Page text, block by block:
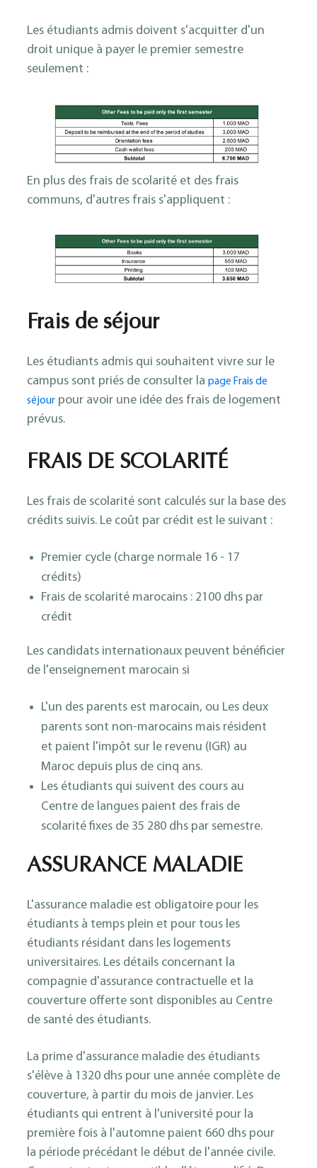
Les étudiants admis doivent s'acquitter d'un
droit unique à payer le premier semestre
seulement :
En plus des frais de scolarité et des frais
communs, d'autres frais s'appliquent :
Frais de séjour
Les étudiants admis qui souhaitent vivre sur le
campus sont priés de consulter la page Frais de
séjour pour avoir une idée des frais de logement
prévus.
FRAIS DE SCOLARITÉ
Les frais de scolarité sont calculés sur la base des
crédits suivis. Le coût par crédit est le suivant :
Premier cycle (charge normale 16 - 17
crédits)
Frais de scolarité marocains : 2100 dhs par
crédit
Les candidats internationaux peuvent bénéficier
de l'enseignement marocain si
L'un des parents est marocain, ou Les deux
parents sont non-marocains mais résident
et paient l'impôt sur le revenu (IGR) au
Maroc depuis plus de cinq ans.
Les étudiants qui suivent des cours au
Centre de langues paient des frais de
scolarité fixes de 35 280 dhs par semestre.
ASSURANCE MALADIE
L'assurance maladie est obligatoire pour les
étudiants à temps plein et pour tous les
étudiants résidant dans les logements
universitaires. Les détails concernant la
compagnie d'assurance contractuelle et la
couverture offerte sont disponibles au Centre
de santé des étudiants.
La prime d'assurance maladie des étudiants
s'élève à 1320 dhs pour une année complète de
couverture, à partir du mois de janvier. Les
étudiants qui entrent à l'université pour la
première fois à l'automne paient 660 dhs pour
la période précédant le début de l'année civile.